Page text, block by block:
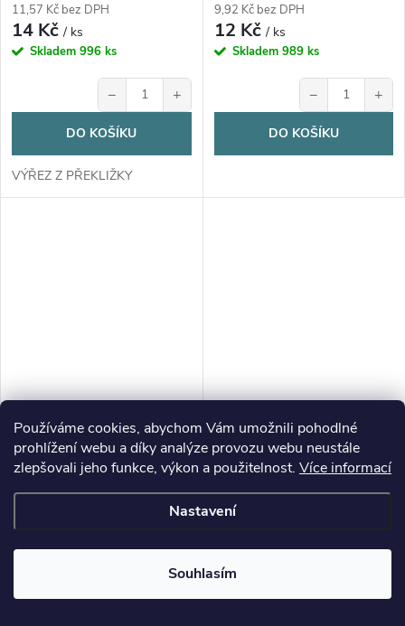
Používáme cookies, abychom Vám umožnili pohodlné
prohlížení webu a díky analýze provozu webu neustále
zlepšovali jeho funkce, výkon a použitelnost. Více informací
Nastavení
Souhlasím
11,57 Kč bez DPH
14 Kč/ ks
Skladem 996 ks
− +
DO KOŠÍKU
VÝŘEZ Z PŘEKLIŽKY
9,92 Kč bez DPH
12 Kč/ ks
Skladem 989 ks
− +
DO KOŠÍKU
uzdou ll., 8,5x6cm, 1ks